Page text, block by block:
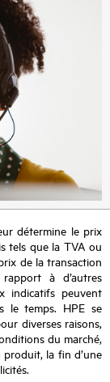
détermine le prix
tels que la TVA ou
de la transaction
à d’autres
indicatifs peuvent
le temps. HPE se
diverses raisons,
du marché,
produit, la fin d’une